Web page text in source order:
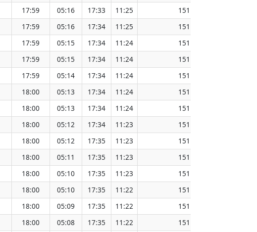
17:59 05:16 17:33 11:25
151.57
17:59 05:16 17:34 11:25
151.55
17:59 05:15 17:34 11:24
151.52
17:59 05:15 17:34 11:24
151.49
17:59 05:14 17:34 11:24
151.47
18:00 05:13 17:34 11:24
151.44
18:00 05:13 17:34 11:24
151.41
18:00 05:12 17:34 11:23
151.38
18:00 05:12 17:35 11:23
151.33
18:00 05:11 17:35 11:23
151.31
18:00 05:10 17:35 11:23
151.28
18:00 05:10 17:35 11:22
151.25
18:00 05:09 17:35 11:22
151.22
18:00 05:08 17:35 11:22
151.19